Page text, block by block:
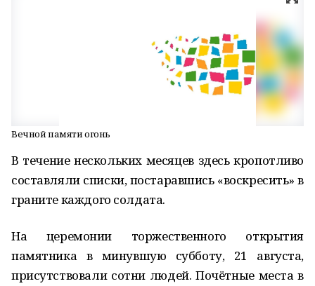
Вечной памяти огонь
В течение нескольких месяцев здесь кропотливо
составляли списки, постаравшись «воскресить» в
граните каждого солдата.
На церемонии торжественного открытия
памятника в минувшую субботу, 21 августа,
присутствовали сотни людей. Почётные места в